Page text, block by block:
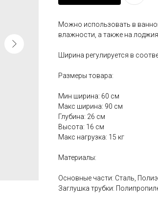
Можно использовать в
влажности, а также на
Ширина регулируется в
Размеры товара:
Мин ширина: 60 см
Макс ширина: 90 см
Глубина: 26 см
Высота: 16 см
Макс нагрузка: 15 кг
Материалы:
Основные части: Сталь,
Заглушка трубки: